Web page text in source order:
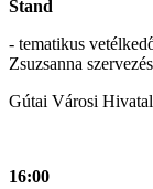
Stand
- tematikus
Zsuzsanna
Gútai Városi Hivatal
16:00